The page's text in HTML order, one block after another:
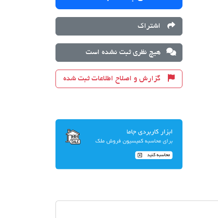
اشتراک
هیچ نظری ثبت نشده است
گزارش و اصلاح اطلاعات ثبت شده